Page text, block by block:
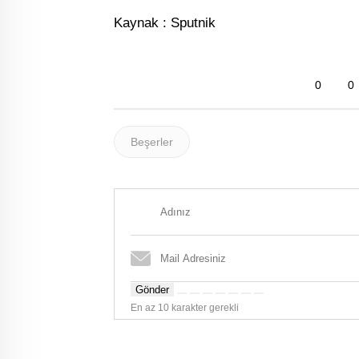
Kaynak : Sputnik
0 0
Beşerler
Gönder
En az 10 karakter gerekli